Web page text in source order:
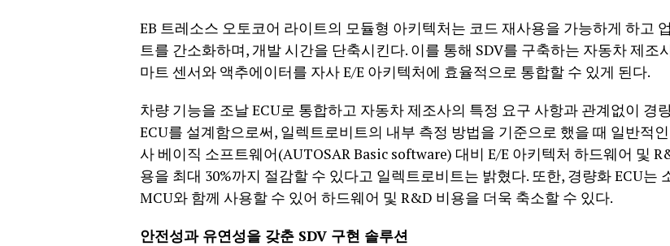
EB 트레소스 오토코어 라이트의 모듈형 아키텍처는 코드 재사용을 가능하게 하고
트를 간소화하며, 개발 시간을 단축시킨다. 이를 통해 SDV를 구축하는 자동차 제조
마트 센서와 액추에이터를 자사 E/E 아키텍처에 효율적으로 통합할 수 있게 된다.
차량 기능을 조날 ECU로 통합하고 자동차 제조사의 특정 요구 사항과 관계없이 경
ECU를 설계함으로써, 일렉트로비트의 내부 측정 방법을 기준으로 했을 때 일반적
사 베이직 소프트웨어(AUTOSAR Basic software) 대비 E/E 아키텍처 하드웨어 및
용을 최대 30%까지 절감할 수 있다고 일렉트로비트는 밝혔다. 또한, 경량화 ECU는
MCU와 함께 사용할 수 있어 하드웨어 및 R&D 비용을 더욱 축소할 수 있다.
안전성과 유연성을 갖춘 SDV 구현 솔루션